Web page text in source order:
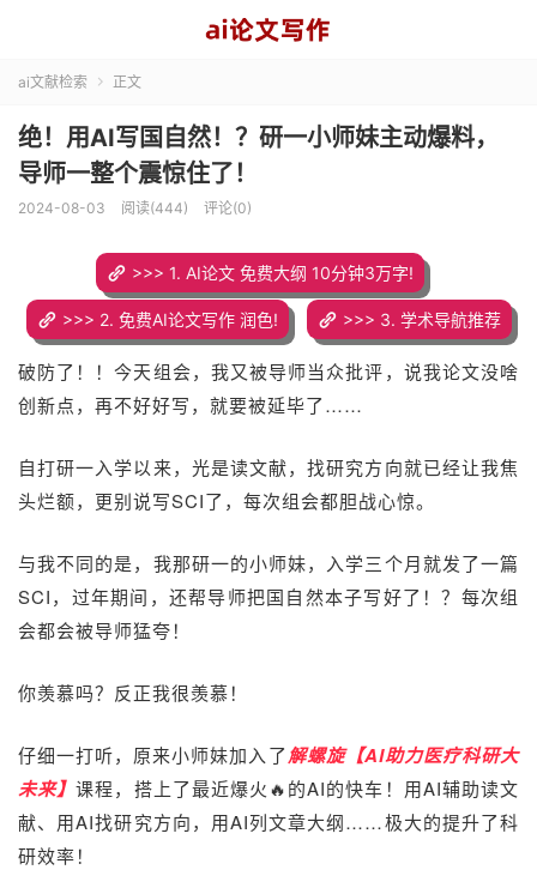
ai文献检索  正文
绝！用AI写国自然！？研一小师妹主动爆料，
导师一整个震惊住了！
2024-08-03 阅读(444) 评论(0)
>>> 1. AI论文 免费大纲 10分钟3万字!
>>> 2. 免费AI论文写作 润色! >>> 3. 学术导航推荐
破防了！！今天组会，我又被导师当众批评，说我论文没啥
创新点，再不好好写，就要被延毕了……
自打研一入学以来， 光是读文献，找研究方向就已经让我焦
头烂额， 更别说写SCI了， 每次组会都胆战心惊。
与我不同的是， 我那研一的小师妹，入学三个月就发了一篇
SCI，过年期间，还帮导师把国自然本子写好了！？ 每次组
会都会被导师猛夸！
你羡慕吗？反正我很羡慕！
仔细一打听，原来小师妹加入了解螺旋【AI助力医疗科研大
未来】课程， 搭上了最近爆火🔥的AI的快车！ 用AI辅助读文
献、 用AI找研究方向，用AI列文章大纲……极大的提升了科
研效率！